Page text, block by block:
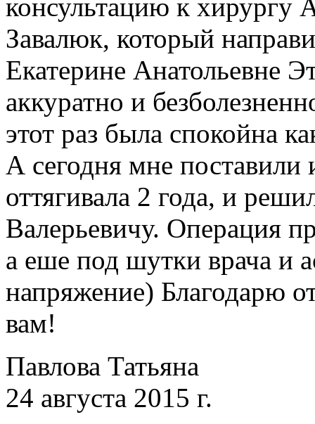
консультацию к хирургу
Завалюк, который
Екатерине Анатольевне
аккуратно и
этот раз была спокойна
А сегодня мне поставили
оттягивала 2 года, и
Валерьевичу. Операция
а еше под шутки врача и
напряжение) Благодарю
вам!
Павлова Татьяна
24 августа 2015 г.